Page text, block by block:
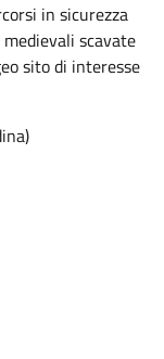
in sicurezza
scavate
sito di interesse